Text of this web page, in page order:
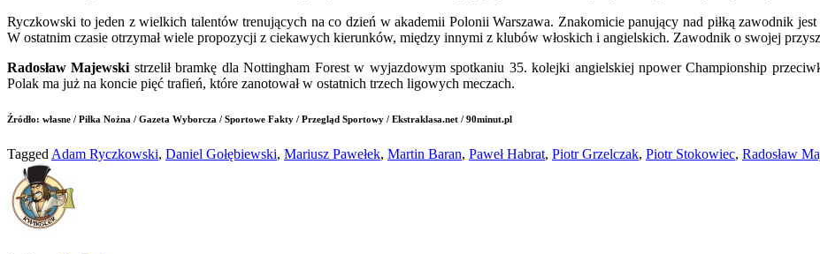
Ryczkowski to jeden z wielkich talentów trenujących na co dzień w akademii Polonii Warszawa. Znakomicie panujący nad piłką zawodnik
W ostatnim czasie otrzymał wiele propozycji z ciekawych kierunków, między innymi z klubów włoskich i angielskich. Zawodnik o swojej
Radosław Majewski strzelił bramkę dla Nottingham Forest w wyjazdowym spotkaniu 35. kolejki angielskiej npower Championship
Polak ma już na koncie pięć trafień, które zanotował w ostatnich trzech ligowych meczach.
Źródło: własne / Piłka Nożna / Gazeta Wyborcza / Sportowe Fakty / Przegląd Sportowy / Ekstraklasa.net / 90minut.pl
Tagged Adam Ryczkowski, Daniel Gołębiewski, Mariusz Pawełek, Martin Baran, Paweł Habrat, Piotr Grzelczak, Piotr Stokowiec, Radosław